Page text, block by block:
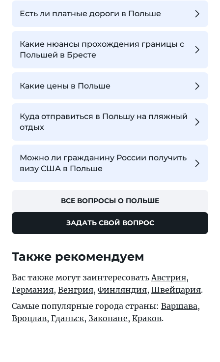
Есть ли платные дороги в Польше
Какие нюансы прохождения границы с
Польшей в Бресте
Какие цены в Польше
Куда отправиться в Польшу на пляжный
отдых
Можно ли гражданину России получить
визу США в Польше
ВСЕ ВОПРОСЫ О ПОЛЬШЕ
ЗАДАТЬ СВОЙ ВОПРОС
Также рекомендуем
Вас также могут заинтересовать Австрия,
Германия, Венгрия, Финляндия, Швейцария.
Самые популярные города страны: Варшава,
Вроцлав, Гданьск, Закопане, Краков.